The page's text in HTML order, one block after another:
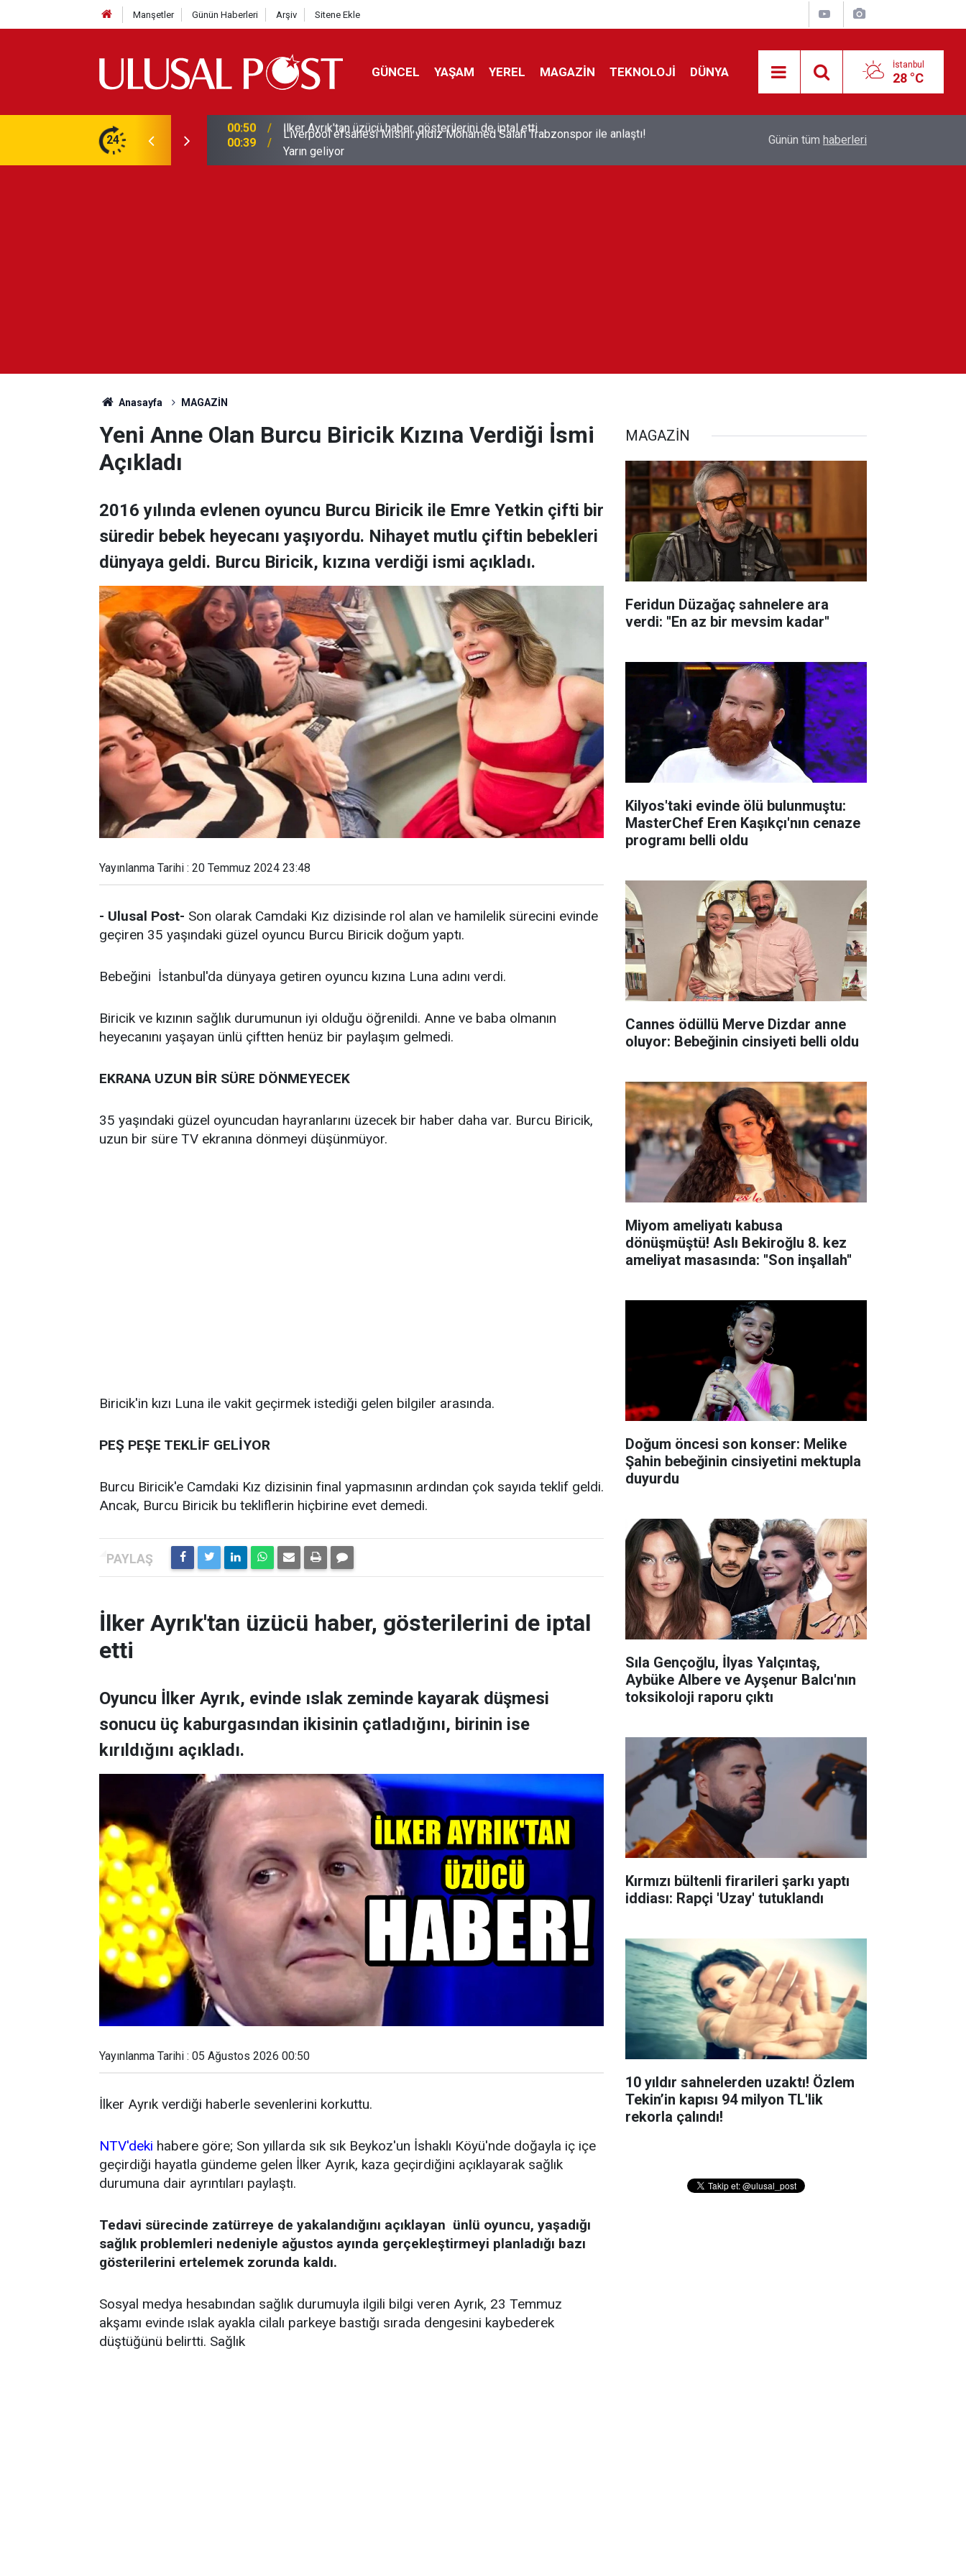
Manşetler Günün Haberleri Arşiv Sitene Ekle
GÜNCEL YAŞAM YEREL MAGAZİN TEKNOLOJİ DÜNYA İstanbul
28 °C
24 00:39
Liverpool efsanesi Mısırlı yıldız Mohamed Salah Trabzonspor ile anlaştı!
Yarın geliyor
Feridun Düzağaç sahnelere ara verdi: ''En az
Günün tüm haberleri
Anasayfa MAGAZİN
Yeni Anne Olan Burcu Biricik Kızına Verdiği İsmi
Açıkladı
2016 yılında evlenen oyuncu Burcu Biricik ile Emre Yetkin çifti bir
süredir bebek heyecanı yaşıyordu. Nihayet mutlu çiftin bebekleri
dünyaya geldi. Burcu Biricik, kızına verdiği ismi açıkladı.
Yayınlanma Tarihi : 20 Temmuz 2024 23:48
- Ulusal Post- Son olarak Camdaki Kız dizisinde rol alan ve hamilelik sürecini evinde
geçiren 35 yaşındaki güzel oyuncu Burcu Biricik doğum yaptı.
Bebeğini İstanbul'da dünyaya getiren oyuncu kızına Luna adını verdi.
Biricik ve kızının sağlık durumunun iyi olduğu öğrenildi. Anne ve baba olmanın
heyecanını yaşayan ünlü çiftten henüz bir paylaşım gelmedi.
EKRANA UZUN BİR SÜRE DÖNMEYECEK
35 yaşındaki güzel oyuncudan hayranlarını üzecek bir haber daha var. Burcu Biricik,
uzun bir süre TV ekranına dönmeyi düşünmüyor.
Biricik'in kızı Luna ile vakit geçirmek istediği gelen bilgiler arasında.
PEŞ PEŞE TEKLİF GELİYOR
Burcu Biricik'e Camdaki Kız dizisinin final yapmasının ardından çok sayıda teklif geldi.
Ancak, Burcu Biricik bu tekliflerin hiçbirine evet demedi.
İlker Ayrık'tan üzücü haber, gösterilerini de iptal
etti
Oyuncu İlker Ayrık, evinde ıslak zeminde kayarak düşmesi
sonucu üç kaburgasından ikisinin çatladığını, birinin ise
kırıldığını açıkladı.
Yayınlanma Tarihi : 05 Ağustos 2026 00:50
İlker Ayrık verdiği haberle sevenlerini korkuttu.
NTV'deki habere göre; Son yıllarda sık sık Beykoz'un İshaklı Köyü'nde doğayla iç içe
geçirdiği hayatla gündeme gelen İlker Ayrık, kaza geçirdiğini açıklayarak sağlık
durumuna dair ayrıntıları paylaştı.
Tedavi sürecinde zatürreye de yakalandığını açıklayan ünlü oyuncu, yaşadığı
sağlık problemleri nedeniyle ağustos ayında gerçekleştirmeyi planladığı bazı
gösterilerini ertelemek zorunda kaldı.
Sosyal medya hesabından sağlık durumuyla ilgili bilgi veren Ayrık, 23 Temmuz
akşamı evinde ıslak ayakla cilalı parkeye bastığı sırada dengesini kaybederek
düştüğünü belirtti. Sağlık
MAGAZİN
Feridun Düzağaç sahnelere ara
verdi: ''En az bir mevsim kadar''
Kilyos'taki evinde ölü bulunmuştu:
MasterChef Eren Kaşıkçı'nın cenaze
programı belli oldu
Cannes ödüllü Merve Dizdar anne
oluyor: Bebeğinin cinsiyeti belli oldu
Miyom ameliyatı kabusa
dönüşmüştü! Aslı Bekiroğlu 8. kez
ameliyat masasında: ''Son inşallah''
Doğum öncesi son konser: Melike
Şahin bebeğinin cinsiyetini mektupla
duyurdu
Sıla Gençoğlu, İlyas Yalçıntaş,
Aybüke Albere ve Ayşenur Balcı'nın
toksikoloji raporu çıktı
Kırmızı bültenli firarileri şarkı yaptı
iddiası: Rapçi 'Uzay' tutuklandı
10 yıldır sahnelerden uzaktı! Özlem
Tekin’in kapısı 94 milyon TL'lik
rekorla çalındı!